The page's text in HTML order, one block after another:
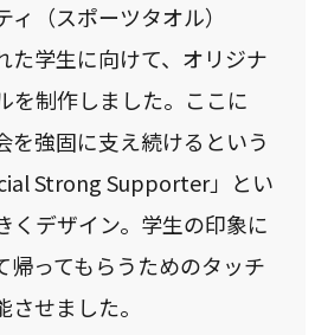
（スポーツタオル）
た学生に向けて、オリジナ
を制作しました。ここに
を強固に支え続けるという
Strong Supporter」とい
くデザイン。学生の印象に
帰ってもらうためのタッチ
せました。